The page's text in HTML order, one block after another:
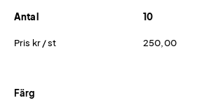
Antal 10
Pris kr / st 250,00
Färg